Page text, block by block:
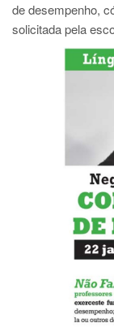
de desempenho,
solicitada pela